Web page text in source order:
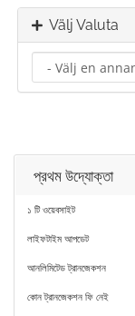
Välj Valuta
প্রথম উদ্যোক্তা
১ টি ওয়েবসাইট
লাইফটাইম আপডেট
আনলিমিটেড ট্রানজেকশন
কোন ট্রানজেকশন ফি নেই